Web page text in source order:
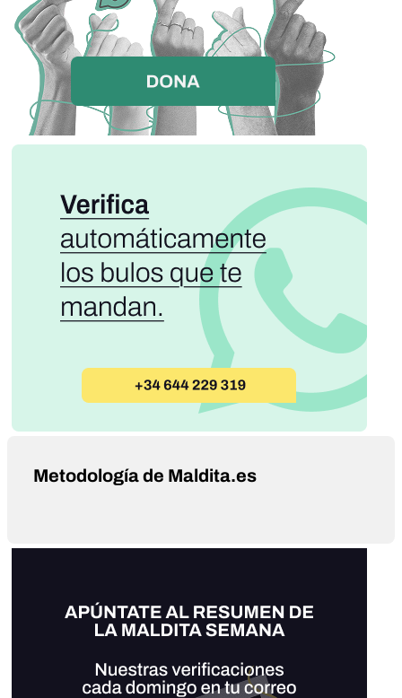
Metodología de Maldita.es